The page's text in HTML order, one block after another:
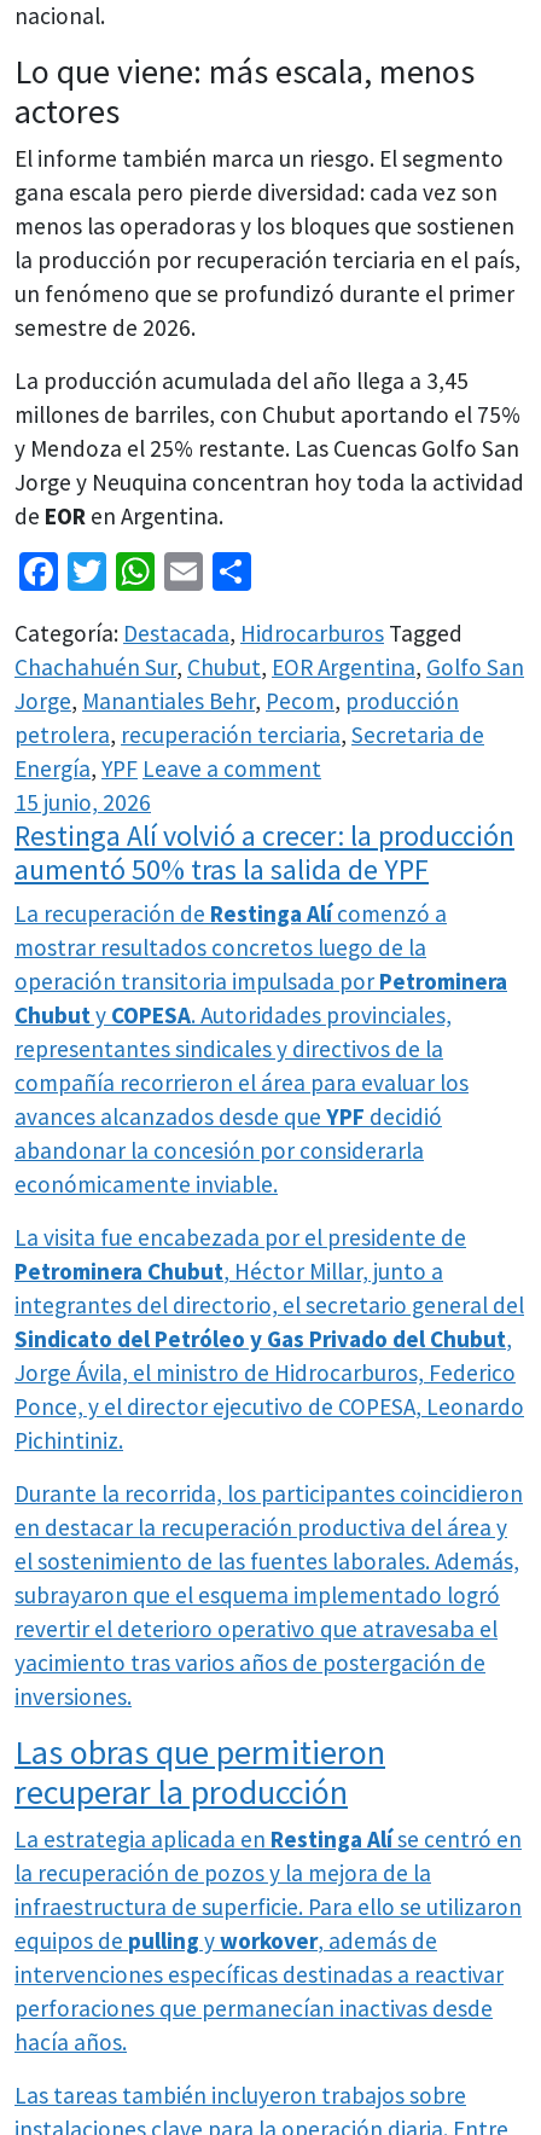
nacional.
Lo que viene: más escala, menos
actores
El informe también marca un riesgo. El segmento
gana escala pero pierde diversidad: cada vez son
menos las operadoras y los bloques que sostienen
la producción por recuperación terciaria en el país,
un fenómeno que se profundizó durante el primer
semestre de 2026.
La producción acumulada del año llega a 3,45
millones de barriles, con Chubut aportando el 75%
y Mendoza el 25% restante. Las Cuencas Golfo San
Jorge y Neuquina concentran hoy toda la actividad
de EOR en Argentina.
Facebook
Twitter
WhatsApp
Email
Categoría: Destacada, Hidrocarburos Tagged
Chachahuén Sur, Chubut, EOR Argentina, Golfo San
Jorge, Manantiales Behr, Pecom, producción
petrolera, recuperación terciaria, Secretaria de
Energía, YPF Leave a comment
15 junio, 2026
Restinga Alí volvió a crecer: la producción
aumentó 50% tras la salida de YPF
La recuperación de Restinga Alícomenzó a
mostrar resultados concretos luego de la
operación transitoria impulsada por Petrominera
Chubuty COPESA. Autoridades provinciales,
representantes sindicales y directivos de la
compañía recorrieron el área para evaluar los
avances alcanzados desde que YPF decidió
abandonar la concesión por considerarla
económicamente inviable.
La visita fue encabezada por el presidente de
Petrominera Chubut, Héctor Millar, junto a
integrantes del directorio, el secretario general del
Sindicato del Petróleo y Gas Privado del Chubut,
Jorge Ávila, el ministro de Hidrocarburos, Federico
Ponce, y el director ejecutivo de COPESA, Leonardo
Pichintiniz.
Durante la recorrida, los participantes coincidieron
en destacar la recuperación productiva del área y
el sostenimiento de las fuentes laborales. Además,
subrayaron que el esquema implementado logró
revertir el deterioro operativo que atravesaba el
yacimiento tras varios años de postergación de
inversiones.
Las obras que permitieron
recuperar la producción
La estrategia aplicada en Restinga Alíse centró en
la recuperación de pozos y la mejora de la
infraestructura de superficie. Para ello se utilizaron
equipos de pulling yworkover, además de
intervenciones específicas destinadas a reactivar
perforaciones que permanecían inactivas desde
hacía años.
Las tareas también incluyeron trabajos sobre
instalaciones clave para la operación diaria. Entre